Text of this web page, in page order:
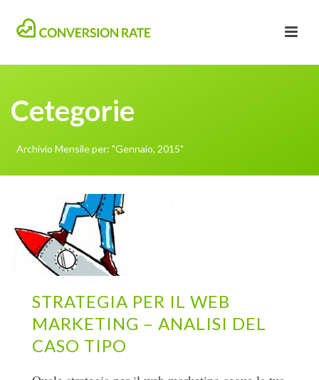
Cetegorie
Archivio Mensile per: "Gennaio, 2015"
STRATEGIA PER IL WEB
MARKETING – ANALISI DEL
CASO TIPO